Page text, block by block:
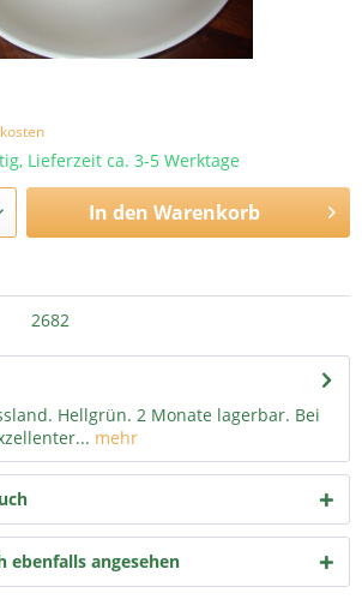
Lieferzeit ca. 3-5 Werktage
In den Warenkorb
2682
Hellgrün. 2 Monate lagerbar. Bei
mehr
ebenfalls angesehen